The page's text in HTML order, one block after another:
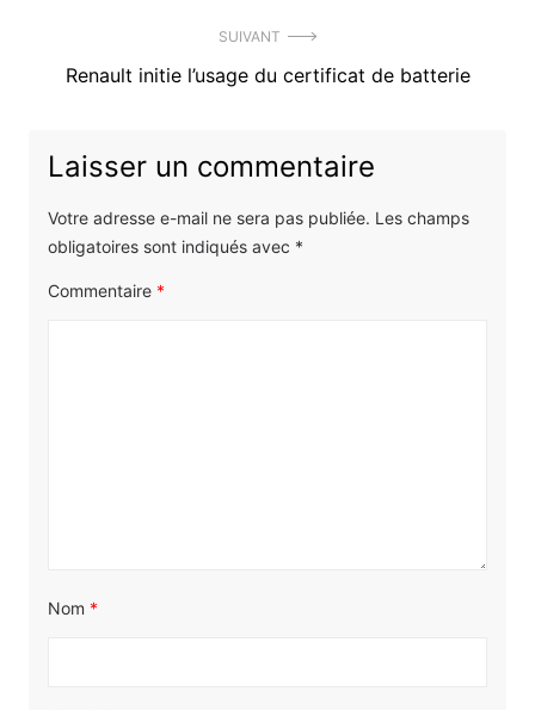
SUIVANT
Article
Renault initie l’usage du certificat de batterie
Laisser un commentaire
Votre adresse e-mail ne sera pas publiée. Les champs
obligatoires sont indiqués avec *
Commentaire *
Nom *